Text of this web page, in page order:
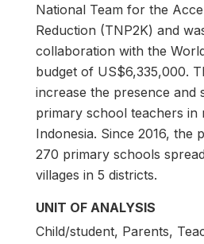
National Team for the
Reduction (TNP2K) and
collaboration with the
budget of US$6,335,000.
increase the presence and
primary school teachers in
Indonesia. Since 2016, the
270 primary schools
villages in 5 districts.
UNIT OF ANALYSIS
Child/student, Parents,